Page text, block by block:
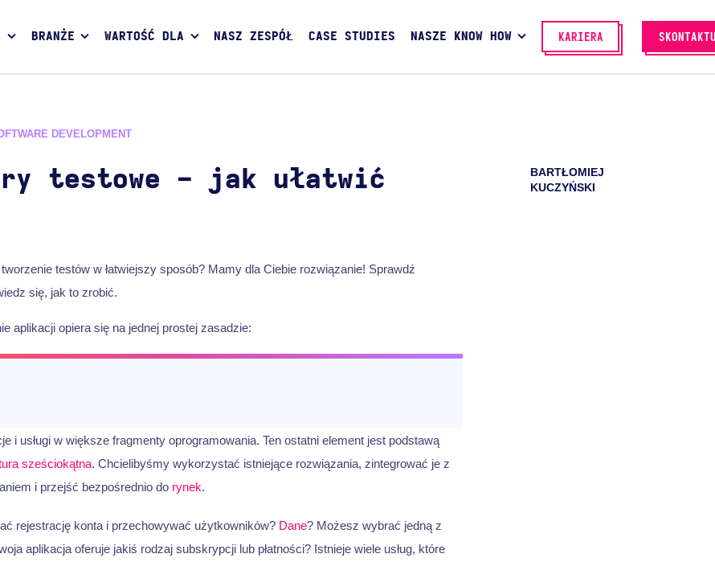
BRANŻE WARTOŚĆ DLA NASZ ZESPÓŁ CASE STUDIES NASZE KNOW HOW KARIERA
DEVELOPMENT
testowe - jak ułatwić
BARTŁOMIEJ
KUCZYŃSKI
testów w łatwiejszy sposób? Mamy dla Ciebie rozwiązanie! Sprawdź
się, jak to zrobić.
aplikacji opiera się na jednej prostej zasadzie:
i usługi w większe fragmenty oprogramowania. Ten ostatni element jest podstawą
sześciokątna. Chcielibyśmy wykorzystać istniejące rozwiązania, zintegrować je z
i przejść bezpośrednio do rynek.
rejestrację konta i przechowywać użytkowników? Dane? Możesz wybrać jedną z
aplikacja oferuje jakiś rodzaj subskrypcji lub płatności? Istnieje wiele usług, które